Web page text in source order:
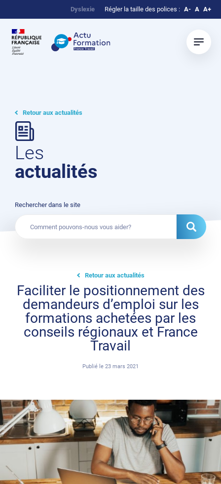
Dyslexie Régler la taille des polices : A- A A+
Retour aux actualités
Les
actualités
Rechercher dans le site
Retour aux actualités
Faciliter le positionnement des
demandeurs d’emploi sur les
formations achetées par les
conseils régionaux et France
Travail
Publié le 23 mars 2021